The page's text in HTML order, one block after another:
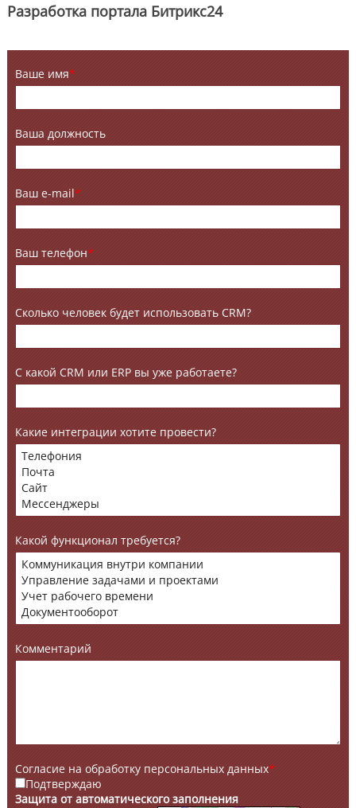
Разработка портала Битрикс24
Ваше имя*
Ваша должность
Ваш e-mail*
Ваш телефон*
Сколько человек будет использовать CRM?
С какой CRM или ERP вы уже работаете?
Какие интеграции хотите провести?
Какой функционал требуется?
Комментарий
Согласие на обработку персональных данных*
Подтверждаю
Защита от автоматического заполнения